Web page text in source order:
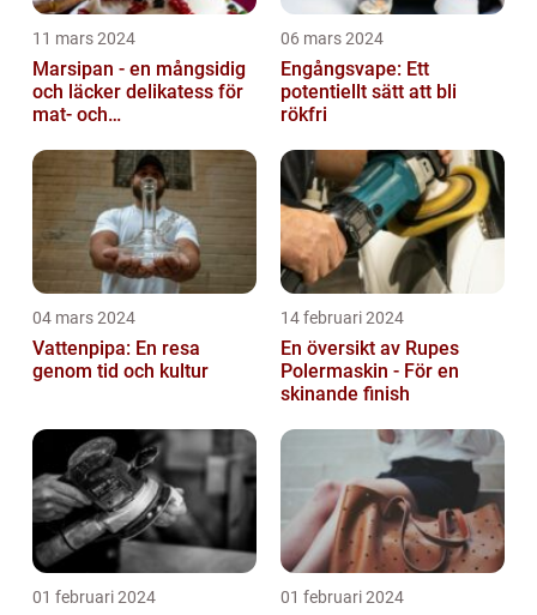
11 mars 2024
Marsipan - en mångsidig
och läcker delikatess för
mat- och
06 mars 2024
Engångsvape: Ett
potentiellt sätt att bli
rökfri
04 mars 2024
Vattenpipa: En resa
genom tid och kultur
14 februari 2024
En översikt av Rupes
Polermaskin - För en
skinande finish
01 februari 2024 01 februari 2024